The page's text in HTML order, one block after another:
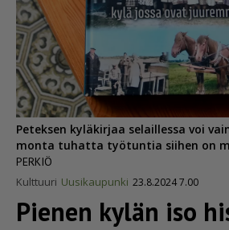
Peteksen kyläkirjaa selaillessa voi
monta tuhatta työtuntia siihen on
PERKIÖ
Kulttuuri Uusikaupunki 23.8.2024 7.00
Pienen kylän iso